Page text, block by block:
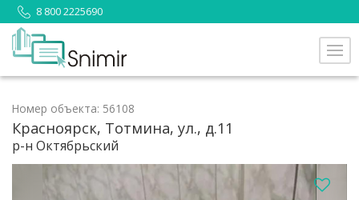
8 800 2225690
Номер объекта: 56108
Красноярск, Тотмина, ул., д.11
р-н Октябрьский